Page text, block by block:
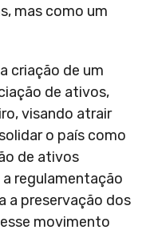
mas como um
criação de um
de ativos,
visando atrair
o país como
de ativos
regulamentação
a preservação dos
movimento